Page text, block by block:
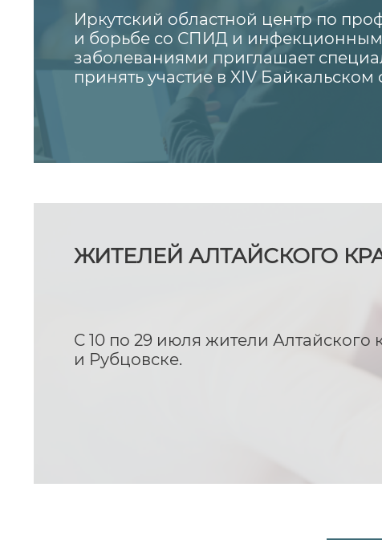
Иркутский областной центр по
и борьбе со СПИД и
заболеваниями приглашает
принять участие в XIV
противодействию ВИЧ-инфекции,
состоится 28-29 августа 2026 года.
ЖИТЕЛЕЙ АЛТАЙСКОГО
С 10 по 29 июля жители
и Рубцовске.